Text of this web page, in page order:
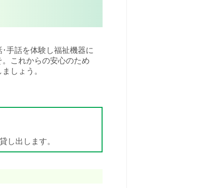
手話を体験し福祉機器に
これからの安心のため
しょう。
し出します。